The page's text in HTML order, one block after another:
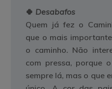
🍀 Desabafos
Quem já fez o
que o mais
o caminho. Não
com pressa, porque
sempre lá, mas o que